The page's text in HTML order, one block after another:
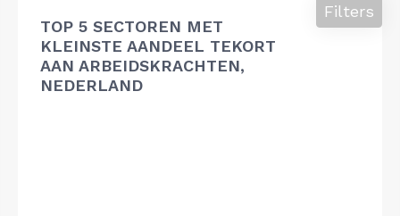
TOP 5 SECTOREN MET
KLEINSTE AANDEEL TEKORT
AAN ARBEIDSKRACHTEN,
NEDERLAND
Filters